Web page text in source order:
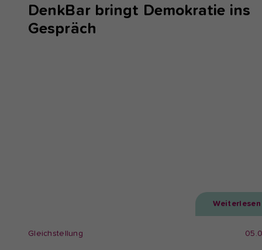
DenkBar bringt Demokratie ins
Gespräch
Weiterlesen
Gleichstellung